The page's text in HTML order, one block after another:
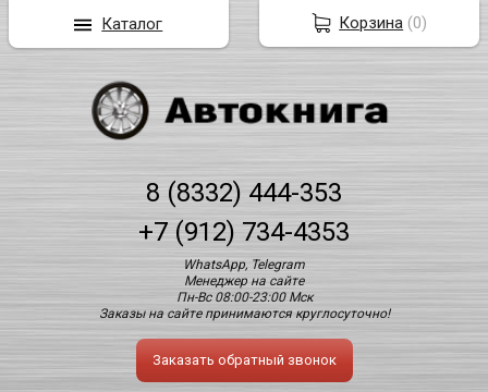
8 (8332) 444-353
+7 (912) 734-4353
WhatsApp, Telegram
Менеджер на сайте
Пн-Вс 08:00-23:00 Мск
Заказы на сайте принимаются круглосуточно!
Заказать обратный звонок
Корзина (0)
Каталог